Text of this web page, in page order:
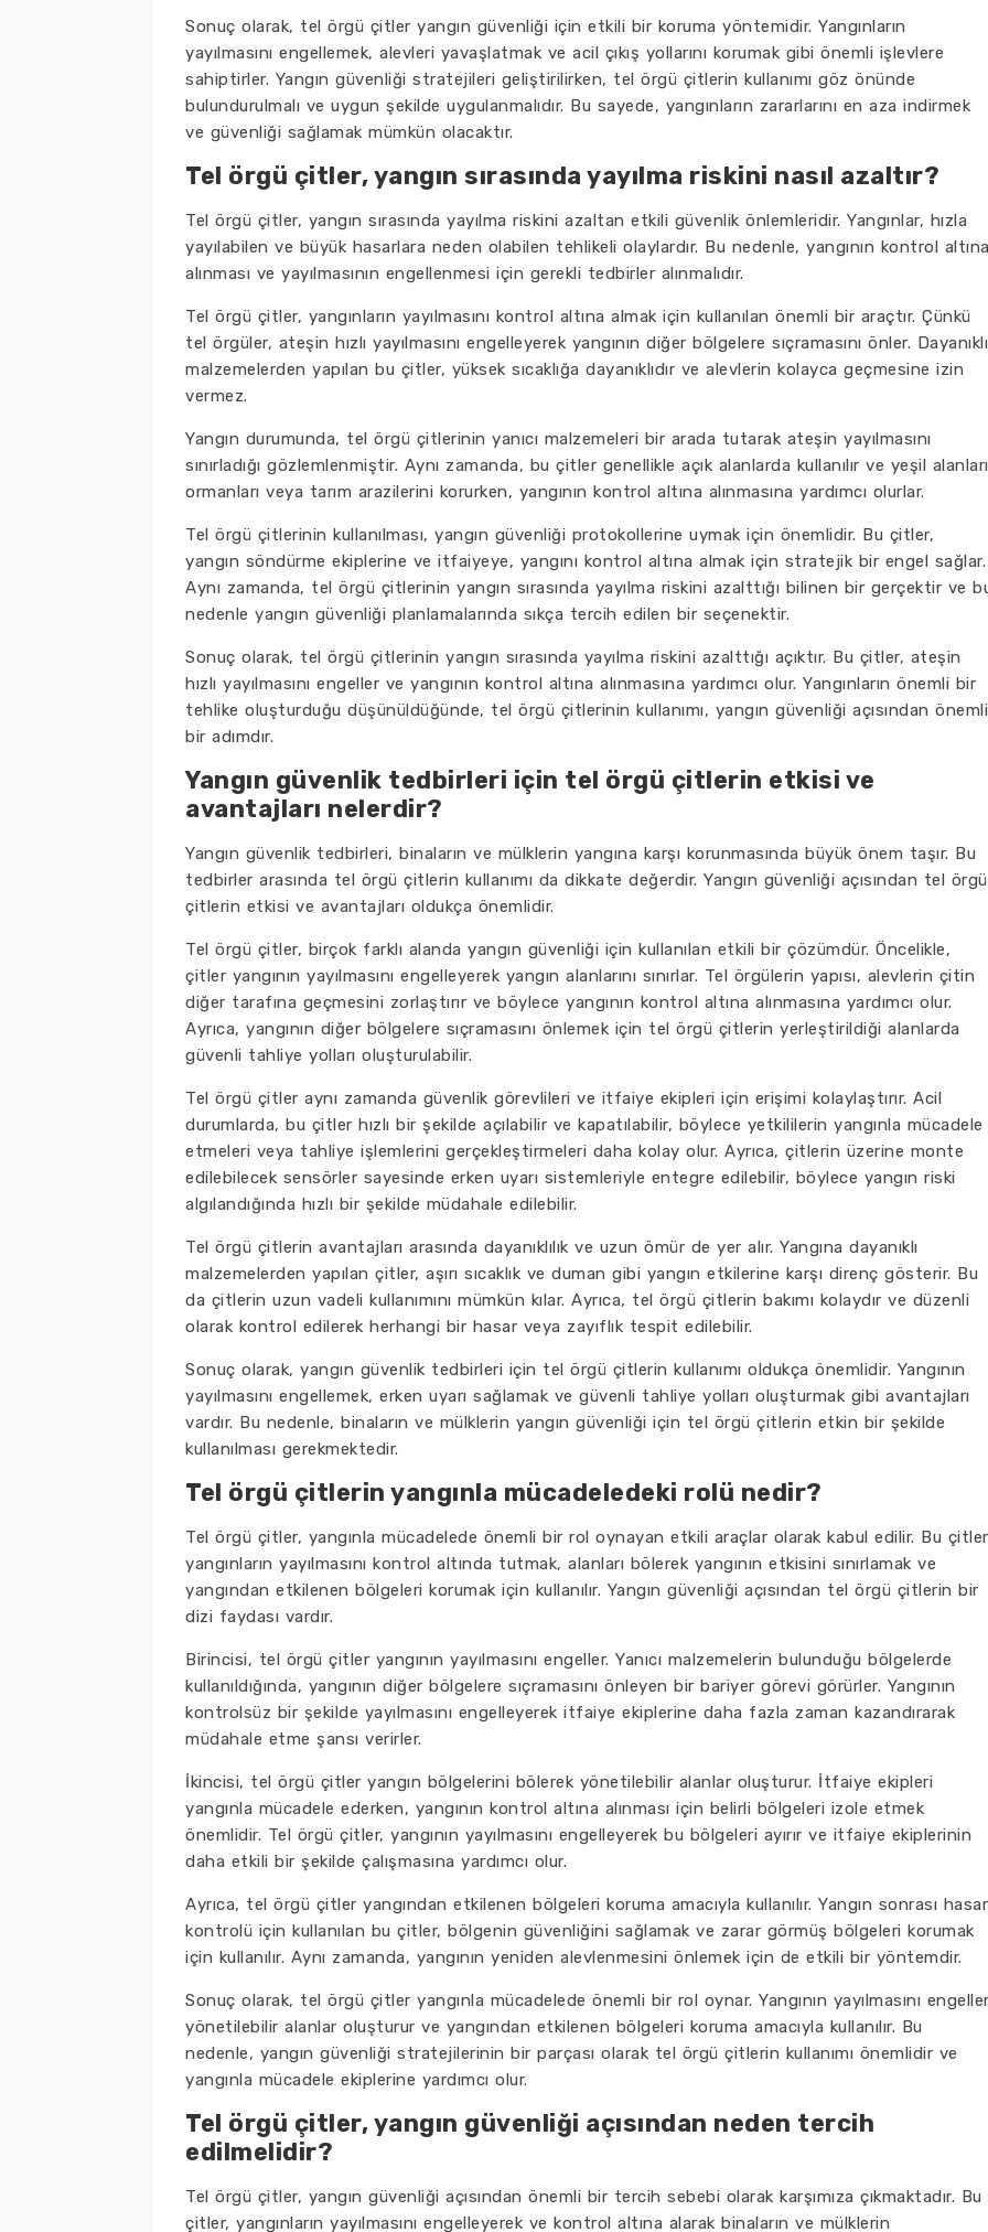
Sonuç olarak, tel örgü çitler yangın güvenliği için etkili bir koruma yöntemidir. Yangınların
yayılmasını engellemek, alevleri yavaşlatmak ve acil çıkış yollarını korumak gibi önemli işlevlere
sahiptirler. Yangın güvenliği stratejileri geliştirilirken, tel örgü çitlerin kullanımı göz önünde
bulundurulmalı ve uygun şekilde uygulanmalıdır. Bu sayede, yangınların zararlarını en aza indirmek
ve güvenliği sağlamak mümkün olacaktır.
Tel örgü çitler, yangın sırasında yayılma riskini nasıl azaltır?
Tel örgü çitler, yangın sırasında yayılma riskini azaltan etkili güvenlik önlemleridir. Yangınlar, hızla
yayılabilen ve büyük hasarlara neden olabilen tehlikeli olaylardır. Bu nedenle, yangının kontrol
alınması ve yayılmasının engellenmesi için gerekli tedbirler alınmalıdır.
Tel örgü çitler, yangınların yayılmasını kontrol altına almak için kullanılan önemli bir araçtır. Çünkü
tel örgüler, ateşin hızlı yayılmasını engelleyerek yangının diğer bölgelere sıçramasını önler. Dayanıklı
malzemelerden yapılan bu çitler, yüksek sıcaklığa dayanıklıdır ve alevlerin kolayca geçmesine izin
vermez.
Yangın durumunda, tel örgü çitlerinin yanıcı malzemeleri bir arada tutarak ateşin yayılmasını
sınırladığı gözlemlenmiştir. Aynı zamanda, bu çitler genellikle açık alanlarda kullanılır ve yeşil
ormanları veya tarım arazilerini korurken, yangının kontrol altına alınmasına yardımcı olurlar.
Tel örgü çitlerinin kullanılması, yangın güvenliği protokollerine uymak için önemlidir. Bu çitler,
yangın söndürme ekiplerine ve itfaiyeye, yangını kontrol altına almak için stratejik bir engel sağlar.
Aynı zamanda, tel örgü çitlerinin yangın sırasında yayılma riskini azalttığı bilinen bir gerçektir ve
nedenle yangın güvenliği planlamalarında sıkça tercih edilen bir seçenektir.
Sonuç olarak, tel örgü çitlerinin yangın sırasında yayılma riskini azalttığı açıktır. Bu çitler, ateşin
hızlı yayılmasını engeller ve yangının kontrol altına alınmasına yardımcı olur. Yangınların önemli bir
tehlike oluşturduğu düşünüldüğünde, tel örgü çitlerinin kullanımı, yangın güvenliği açısından önemli
bir adımdır.
Yangın güvenlik tedbirleri için tel örgü çitlerin etkisi ve
avantajları nelerdir?
Yangın güvenlik tedbirleri, binaların ve mülklerin yangına karşı korunmasında büyük önem taşır. Bu
tedbirler arasında tel örgü çitlerin kullanımı da dikkate değerdir. Yangın güvenliği açısından tel örgü
çitlerin etkisi ve avantajları oldukça önemlidir.
Tel örgü çitler, birçok farklı alanda yangın güvenliği için kullanılan etkili bir çözümdür. Öncelikle,
çitler yangının yayılmasını engelleyerek yangın alanlarını sınırlar. Tel örgülerin yapısı, alevlerin çitin
diğer tarafına geçmesini zorlaştırır ve böylece yangının kontrol altına alınmasına yardımcı olur.
Ayrıca, yangının diğer bölgelere sıçramasını önlemek için tel örgü çitlerin yerleştirildiği alanlarda
güvenli tahliye yolları oluşturulabilir.
Tel örgü çitler aynı zamanda güvenlik görevlileri ve itfaiye ekipleri için erişimi kolaylaştırır. Acil
durumlarda, bu çitler hızlı bir şekilde açılabilir ve kapatılabilir, böylece yetkililerin yangınla mücadele
etmeleri veya tahliye işlemlerini gerçekleştirmeleri daha kolay olur. Ayrıca, çitlerin üzerine monte
edilebilecek sensörler sayesinde erken uyarı sistemleriyle entegre edilebilir, böylece yangın riski
algılandığında hızlı bir şekilde müdahale edilebilir.
Tel örgü çitlerin avantajları arasında dayanıklılık ve uzun ömür de yer alır. Yangına dayanıklı
malzemelerden yapılan çitler, aşırı sıcaklık ve duman gibi yangın etkilerine karşı direnç gösterir. Bu
da çitlerin uzun vadeli kullanımını mümkün kılar. Ayrıca, tel örgü çitlerin bakımı kolaydır ve düzenli
olarak kontrol edilerek herhangi bir hasar veya zayıflık tespit edilebilir.
Sonuç olarak, yangın güvenlik tedbirleri için tel örgü çitlerin kullanımı oldukça önemlidir. Yangının
yayılmasını engellemek, erken uyarı sağlamak ve güvenli tahliye yolları oluşturmak gibi avantajları
vardır. Bu nedenle, binaların ve mülklerin yangın güvenliği için tel örgü çitlerin etkin bir şekilde
kullanılması gerekmektedir.
Tel örgü çitlerin yangınla mücadeledeki rolü nedir?
Tel örgü çitler, yangınla mücadelede önemli bir rol oynayan etkili araçlar olarak kabul edilir. Bu
yangınların yayılmasını kontrol altında tutmak, alanları bölerek yangının etkisini sınırlamak ve
yangından etkilenen bölgeleri korumak için kullanılır. Yangın güvenliği açısından tel örgü çitlerin bir
dizi faydası vardır.
Birincisi, tel örgü çitler yangının yayılmasını engeller. Yanıcı malzemelerin bulunduğu bölgelerde
kullanıldığında, yangının diğer bölgelere sıçramasını önleyen bir bariyer görevi görürler. Yangının
kontrolsüz bir şekilde yayılmasını engelleyerek itfaiye ekiplerine daha fazla zaman kazandırarak
müdahale etme şansı verirler.
İkincisi, tel örgü çitler yangın bölgelerini bölerek yönetilebilir alanlar oluşturur. İtfaiye ekipleri
yangınla mücadele ederken, yangının kontrol altına alınması için belirli bölgeleri izole etmek
önemlidir. Tel örgü çitler, yangının yayılmasını engelleyerek bu bölgeleri ayırır ve itfaiye ekiplerinin
daha etkili bir şekilde çalışmasına yardımcı olur.
Ayrıca, tel örgü çitler yangından etkilenen bölgeleri koruma amacıyla kullanılır. Yangın sonrası hasar
kontrolü için kullanılan bu çitler, bölgenin güvenliğini sağlamak ve zarar görmüş bölgeleri korumak
için kullanılır. Aynı zamanda, yangının yeniden alevlenmesini önlemek için de etkili bir yöntemdir.
Sonuç olarak, tel örgü çitler yangınla mücadelede önemli bir rol oynar. Yangının yayılmasını
yönetilebilir alanlar oluşturur ve yangından etkilenen bölgeleri koruma amacıyla kullanılır. Bu
nedenle, yangın güvenliği stratejilerinin bir parçası olarak tel örgü çitlerin kullanımı önemlidir ve
yangınla mücadele ekiplerine yardımcı olur.
Tel örgü çitler, yangın güvenliği açısından neden tercih
edilmelidir?
Tel örgü çitler, yangın güvenliği açısından önemli bir tercih sebebi olarak karşımıza çıkmaktadır. Bu
çitler, yangınların yayılmasını engelleyerek ve kontrol altına alarak binaların ve mülklerin